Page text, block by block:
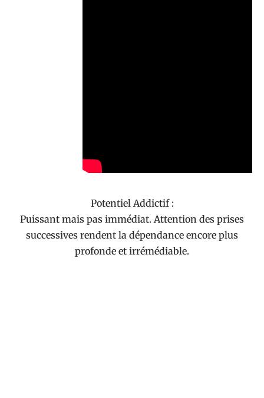
Potentiel Addictif :
Puissant mais pas immédiat. Attention des prises
successives rendent la dépendance encore plus
profonde et irrémédiable.